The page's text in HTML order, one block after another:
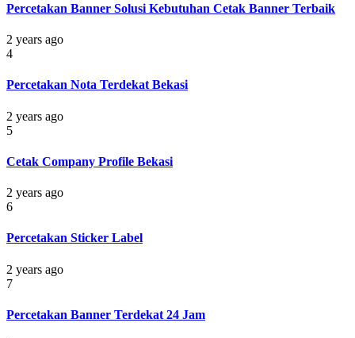
Percetakan Banner Solusi Kebutuhan Cetak Banner Terbaik
2 years ago
4
Percetakan Nota Terdekat Bekasi
2 years ago
5
Cetak Company Profile Bekasi
2 years ago
6
Percetakan Sticker Label
2 years ago
7
Percetakan Banner Terdekat 24 Jam